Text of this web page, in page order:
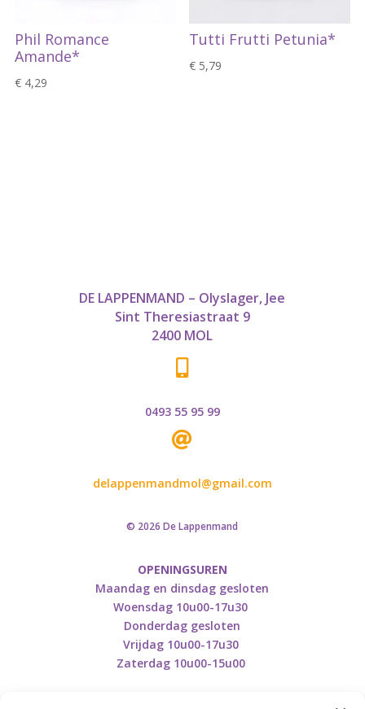
Phil Romance
Amande*
€4,29
Tutti Frutti Petunia*
€ 5,79
DE LAPPENMAND – Olyslager, Jee
Sint Theresiastraat 9
2400 MOL
0493 55 95 99

delappenmandmol@gmail.com
© 2026 De Lappenmand
OPENINGSUREN
Maandag en dinsdag gesloten
Woensdag 10u00-17u30
Donderdag gesloten
Vrijdag 10u00-17u30
Zaterdag 10u00-15u00